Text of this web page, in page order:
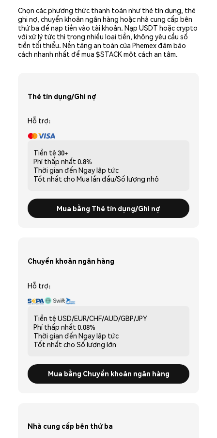
Chọn các phương thức thanh toán như thẻ tín dụng, thẻ
ghi nợ, chuyển khoản ngân hàng hoặc nhà cung cấp bên
thứ ba để nạp tiền vào tài khoản. Nạp USDT hoặc crypto
với xử lý tức thì trong nhiều loại tiền, không yêu cầu số
tiền tối thiểu. Nền tảng an toàn của Phemex đảm bảo
cách nhanh nhất để mua $STACK một cách an tâm.
Thẻ tín dụng/Ghi nợ
Hỗ trợ:
Tiền tệ 30+
Phí thấp nhất 0.8%
Thời gian đến Ngay lập tức
Tốt nhất cho Mua lần đầu/Số lượng nhỏ
Mua bằng Thẻ tín dụng/Ghi nợ
Chuyển khoản ngân hàng
Hỗ trợ:
Tiền tệ USD/EUR/CHF/AUD/GBP/JPY
Phí thấp nhất 0.08%
Thời gian đến Ngay lập tức
Tốt nhất cho Số lượng lớn
Mua bằng Chuyển khoản ngân hàng
Nhà cung cấp bên thứ ba